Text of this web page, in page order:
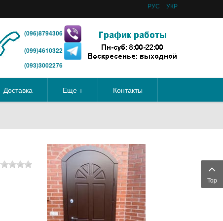
РУС УКР
(096)8794306
(099)4610322
(093)3002276
Доставка Еще + Контакты
Top